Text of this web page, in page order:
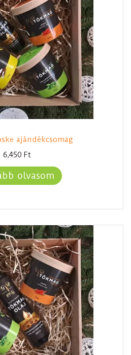
ajándékcsomag
6,450 Ft
olvasom